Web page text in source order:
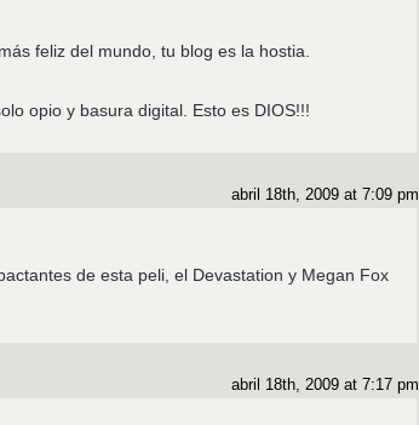
feliz del mundo, tu blog es la hostia.
opio y basura digital. Esto es DIOS!!!
abril 18th, 2009 at 7:09 pm
de esta peli, el Devastation y Megan Fox
abril 18th, 2009 at 7:17 pm